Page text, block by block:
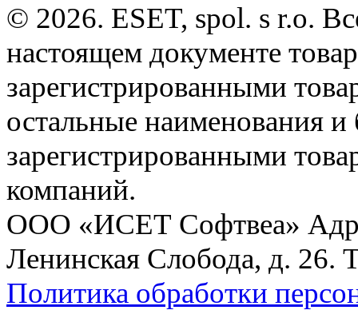
© 2026. ESET, spol. s r.o.
настоящем документе
зарегистрированными
остальные наименования
зарегистрированными
компаний.
ООО «ИСЕТ Софтвеа»
Ленинская Слобода, д. 26.
Политика обработки